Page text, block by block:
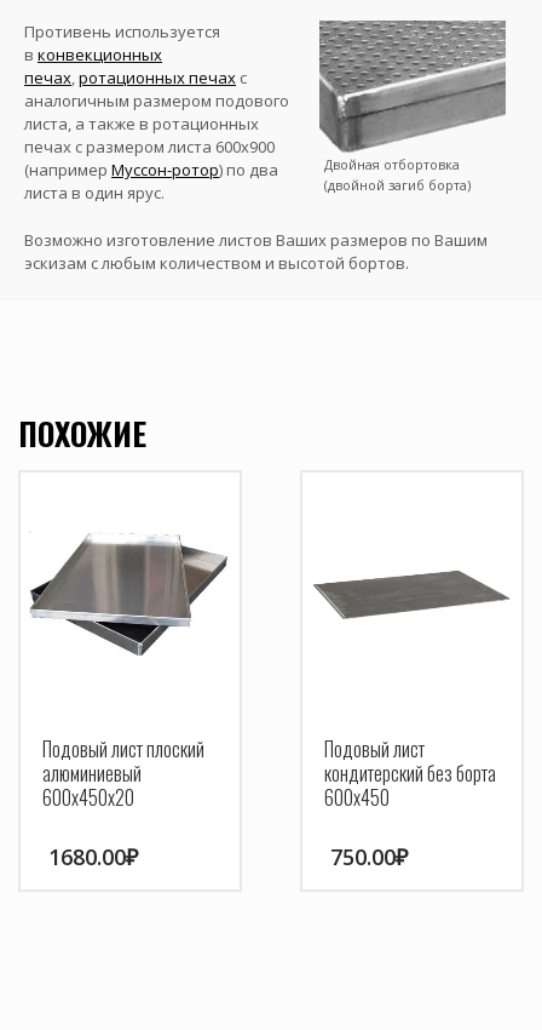
Двойная отбортовка
(двойной загиб борта)
Противень используется
в конвекционных
печах,ротационных печах с
аналогичным размером подового
листа, а также в ротационных
печах с размером листа 600х900
(например Муссон-ротор) по два
листа в один ярус.
Возможно изготовление листов Ваших размеров по Вашим
эскизам с любым количеством и высотой бортов.
ПОХОЖИЕ
Подовый лист плоский
алюминиевый
600х450х20
1680.00₽
Подовый лист
кондитерский без борта
600х450
750.00₽